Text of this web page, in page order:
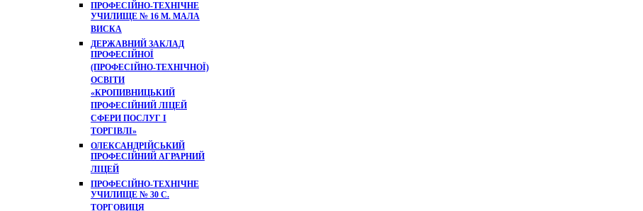
ПРОФЕСІЙНО-ТЕХНІЧНЕ
УЧИЛИЩЕ № 16 М. МАЛА
ВИСКА
ДЕРЖАВНИЙ ЗАКЛАД
ПРОФЕСІЙНОЇ
(ПРОФЕСІЙНО-ТЕХНІЧНОЇ)
ОСВІТИ
«КРОПИВНИЦЬКИЙ
ПРОФЕСІЙНИЙ ЛІЦЕЙ
СФЕРИ ПОСЛУГ І
ТОРГІВЛІ»
ОЛЕКСАНДРІЙСЬКИЙ
ПРОФЕСІЙНИЙ АГРАРНИЙ
ЛІЦЕЙ
ПРОФЕСІЙНО-ТЕХНІЧНЕ
УЧИЛИЩЕ № 30 С.
ТОРГОВИЦЯ